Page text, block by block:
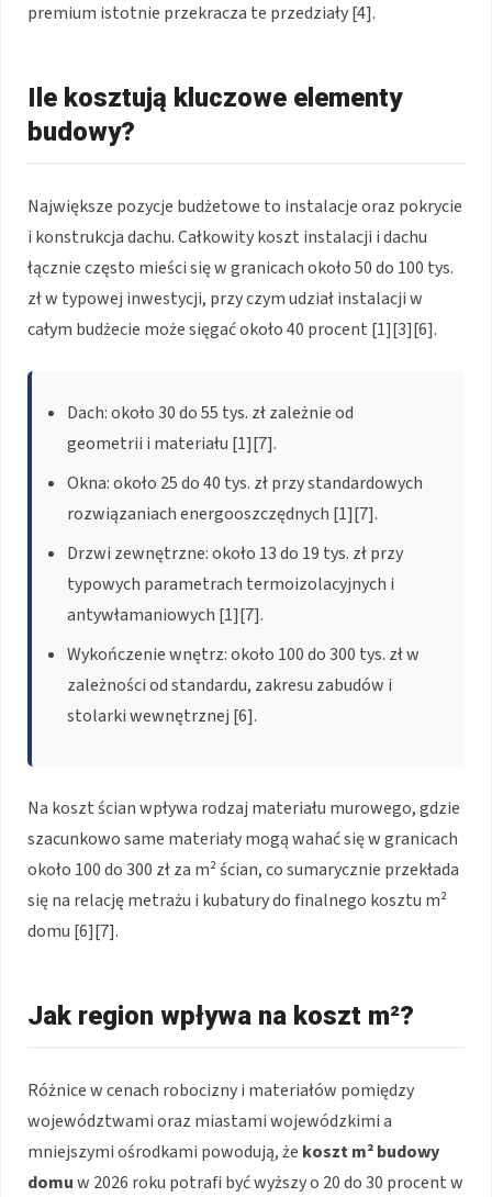
premium istotnie przekracza te przedziały [4].
Ile kosztują kluczowe elementy
budowy?
Największe pozycje budżetowe to instalacje oraz pokrycie
i konstrukcja dachu. Całkowity koszt instalacji i dachu
łącznie często mieści się w granicach około 50 do 100 tys.
zł w typowej inwestycji, przy czym udział instalacji w
całym budżecie może sięgać około 40 procent [1][3][6].
Dach: około 30 do 55 tys. zł zależnie od
geometrii i materiału [1][7].
Okna: około 25 do 40 tys. zł przy standardowych
rozwiązaniach energooszczędnych [1][7].
Drzwi zewnętrzne: około 13 do 19 tys. zł przy
typowych parametrach termoizolacyjnych i
antywłamaniowych [1][7].
Wykończenie wnętrz: około 100 do 300 tys. zł w
zależności od standardu, zakresu zabudów i
stolarki wewnętrznej [6].
Na koszt ścian wpływa rodzaj materiału murowego, gdzie
szacunkowo same materiały mogą wahać się w granicach
około 100 do 300 zł za m² ścian, co sumarycznie przekłada
się na relację metrażu i kubatury do finalnego kosztu m²
domu [6][7].
Jak region wpływa na koszt m²?
Różnice w cenach robocizny i materiałów pomiędzy
województwami oraz miastami wojewódzkimi a
mniejszymi ośrodkami powodują, że koszt m² budowy
domuw 2026 roku potrafi być wyższy o 20 do 30 procent w